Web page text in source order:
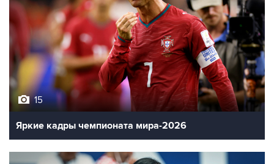
15
Яркие кадры чемпионата мира-2026